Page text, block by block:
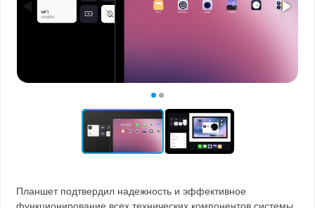
Планшет подтвердил надежность и эффективное